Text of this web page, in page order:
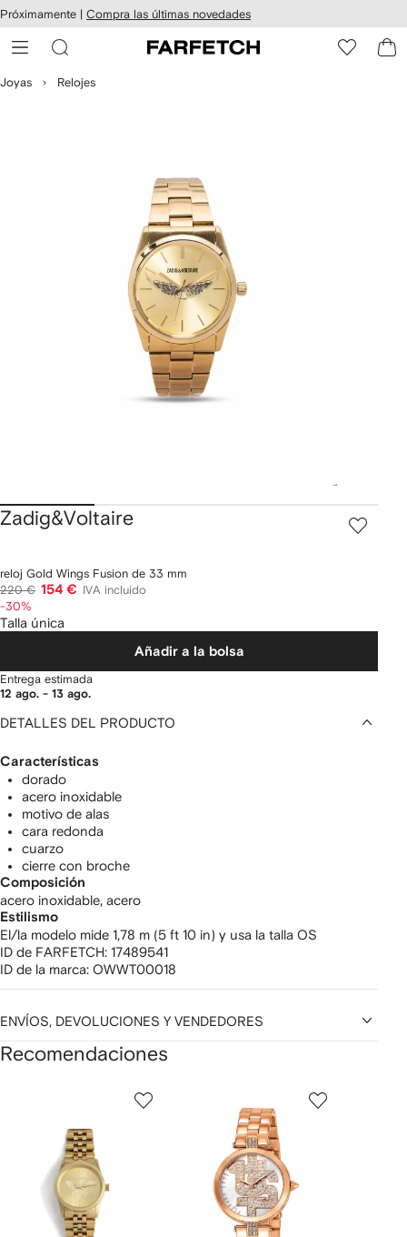
al
Próximamente | Compra las últimas novedades
Joyas Relojes
Zadig&Voltaire
reloj Gold Wings Fusion de 33 mm
220 € 154 €
IVA incluido
-30%
Talla única
Añadir a la bolsa
Entrega estimada
12 ago. - 13 ago.
DETALLES DEL PRODUCTO
Características
dorado
acero inoxidable
motivo de alas
cara redonda
cuarzo
cierre con broche
Composición
acero inoxidable, acero
Estilismo
El/la modelo mide 1,78 m (5 ft 10 in) y usa la talla OS
ID de FARFETCH: 17489541
ID de la marca: OWWT00018
ENVÍOS, DEVOLUCIONES Y VENDEDORES
Recomendaciones